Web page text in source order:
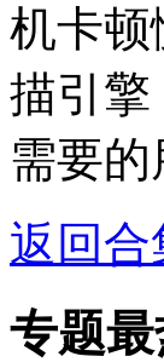
机卡顿
描引擎
需要
返回合
专题